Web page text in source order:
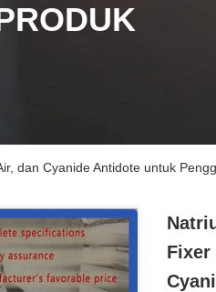
dan Cyanide Antidote untuk
Fixer